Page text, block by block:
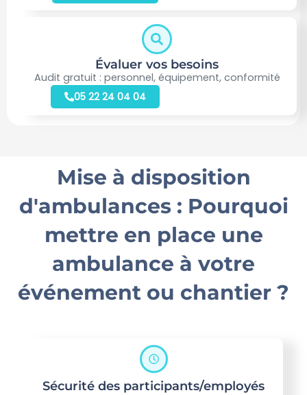
Évaluer vos besoins
Audit gratuit : personnel, équipement, conformité
05 22 24 04 04
Mise à disposition
d'ambulances : Pourquoi
mettre en place une
ambulance à votre
événement ou chantier ?
Sécurité des participants/employés